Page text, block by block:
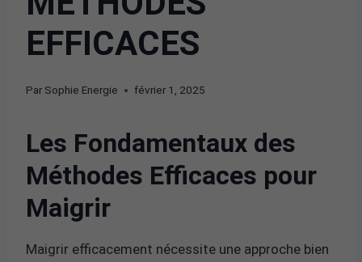
EFFICACES
Par Sophie Energie février 1, 2025
Les Fondamentaux des
Méthodes Efficaces pour
Maigrir
Maigrir efficacement nécessite une approche bien